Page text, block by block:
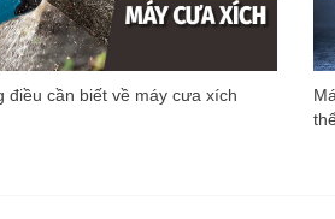
điều cần biết về máy cưa xích